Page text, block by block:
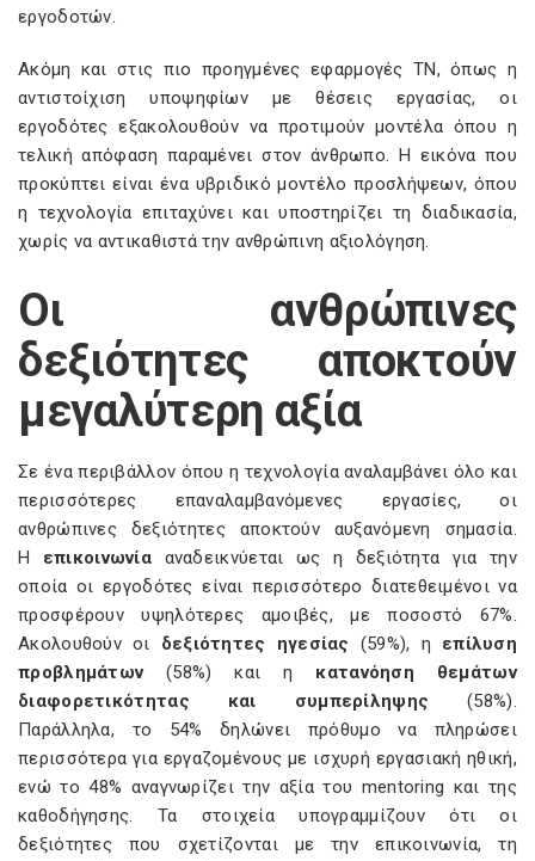
εργοδοτών.
Ακόμη και στις πιο προηγμένες εφαρμογές ΤΝ, όπως η
αντιστοίχιση υποψηφίων με θέσεις εργασίας, οι
εργοδότες εξακολουθούν να προτιμούν μοντέλα όπου η
τελική απόφαση παραμένει στον άνθρωπο. Η εικόνα που
προκύπτει είναι ένα υβριδικό μοντέλο προσλήψεων, όπου
η τεχνολογία επιταχύνει και υποστηρίζει τη διαδικασία,
χωρίς να αντικαθιστά την ανθρώπινη αξιολόγηση.
Οι ανθρώπινες
δεξιότητες αποκτούν
μεγαλύτερη αξία
Σε ένα περιβάλλον όπου η τεχνολογία αναλαμβάνει όλο και
περισσότερες επαναλαμβανόμενες εργασίες, οι
ανθρώπινες δεξιότητες αποκτούν αυξανόμενη σημασία.
Η επικοινωνία αναδεικνύεται ως η δεξιότητα για την
οποία οι εργοδότες είναι περισσότερο διατεθειμένοι να
προσφέρουν υψηλότερες αμοιβές, με ποσοστό 67%.
Ακολουθούν οι δεξιότητες ηγεσίας (59%), η επίλυση
προβλημάτων(58%) και η κατανόηση θεμάτων
διαφορετικότητας και συμπερίληψης (58%).
Παράλληλα, το 54% δηλώνει πρόθυμο να πληρώσει
περισσότερα για εργαζομένους με ισχυρή εργασιακή ηθική,
ενώ το 48% αναγνωρίζει την αξία του mentoring και της
καθοδήγησης. Τα στοιχεία υπογραμμίζουν ότι οι
δεξιότητες που σχετίζονται με την επικοινωνία, τη